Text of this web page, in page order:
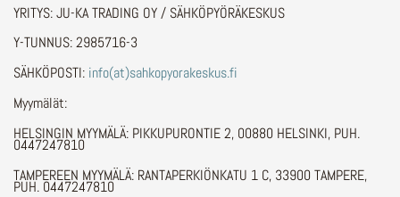
YRITYS: JU-KA TRADING OY / SÄHKÖPYÖRÄKESKUS
Y-TUNNUS: 2985716-3
SÄHKÖPOSTI: info(at)sahkopyorakeskus.fi
Myymälät:
HELSINGIN MYYMÄLÄ: PIKKUPURONTIE 2, 00880 HELSINKI, PUH.
0447247810
TAMPEREEN MYYMÄLÄ: RANTAPERKIÖNKATU 1 C, 33900 TAMPERE,
PUH. 0447247810